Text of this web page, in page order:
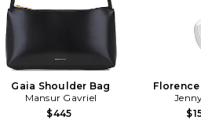
Gaia Shoulder Bag
Mansur Gavriel
$445